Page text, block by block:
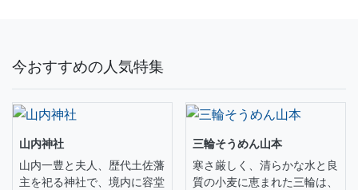
今おすすめの人気特集
山内神社
山内一豊と夫人、歴代土佐藩
主を祀る神社で、境内に容堂
三輪そうめん山本
寒さ厳しく、清らかな水と良
質の小麦に恵まれた三輪は、